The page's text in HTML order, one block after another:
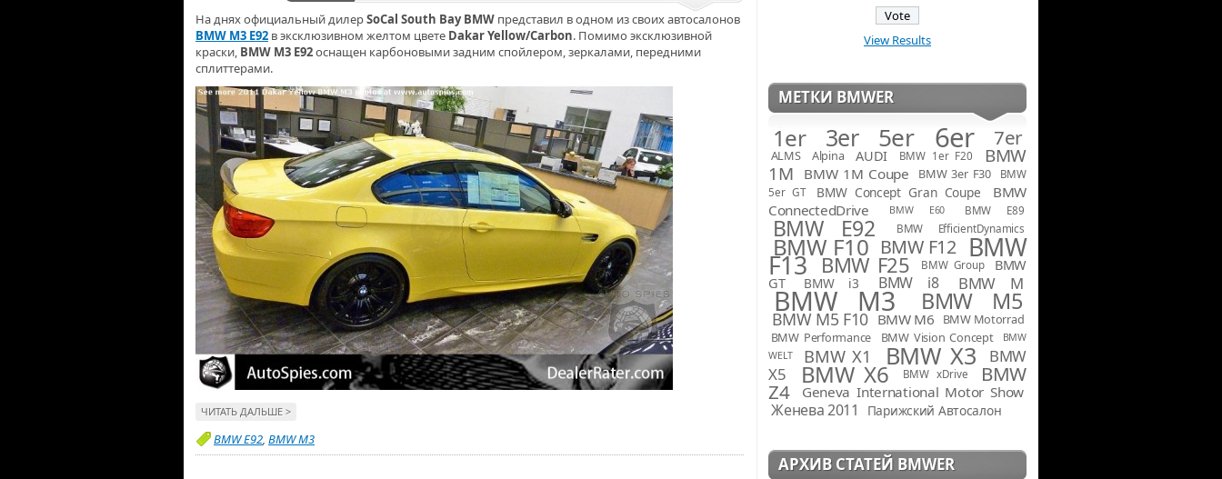
На днях официальный дилерSoCal South Bay BMW представил в одном из своих автосалонов
BMW M3 E92 в эксклюзивном желтом цвете Dakar Yellow/Carbon. Помимо эксклюзивной
краски, BMW M3 E92оснащен карбоновыми задним спойлером, зеркалами, передними
сплиттерами.
ЧИТАТЬ ДАЛЬШЕ >
BMW E92, BMW M3
View Results
МЕТКИ BMWER
1er 3er 5er 6er 7er
ALMS Alpina AUDI BMW 1er F20 BMW
1M BMW 1M Coupe BMW 3er F30
BMW
5er GT
BMW Concept Gran Coupe
BMW
ConnectedDrive
BMW E60 BMW E89
BMW E92 BMW EfficientDynamics
BMW F10 BMW F12 BMW
F13 BMW F25 BMW Group
BMW
GT
BMW i3 BMW i8 BMW M
BMW M3 BMW M5
BMW M5 F10 BMW M6
BMW Motorrad
BMW Performance
BMW Vision Concept
BMW
WELT
BMW X1 BMW X3
BMW
X5
BMW X6 BMW xDrive BMW
Z4 Geneva International Motor Show
Женева 2011 Парижский Автосалон
АРХИВ СТАТЕЙ BMWER